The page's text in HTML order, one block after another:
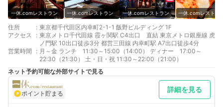
一休.comレストラン 一休.comレストラン 一休.comレストラン 一休.comレストラ
住所 : 東京都千代田区内幸町2-1-1 飯野ビルディング 1F
アクセス
: 東京メトロ千代田線 霞ヶ関駅 C4出口 直結 東京メトロ銀座線 虎
ノ門駅 10出口徒歩3分 都営三田線 内幸町駅 A7出口徒歩4分
営業時間
: 月～金 ランチ 11:30～15:00（14:00） ディナー 17:00～
22:30（21:30） 土・日・祝 11:30～22:00（21:00）
ネット予約可能な外部サイトで見る
ポイント貯まる 詳細を見る